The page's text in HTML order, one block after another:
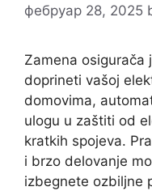
фебруар 28, 2025
Zamena osigurača
doprineti vašoj
domovima,
ulogu u zaštiti od
kratkih spojeva.
i brzo delovanje
izbegnete ozbiljne